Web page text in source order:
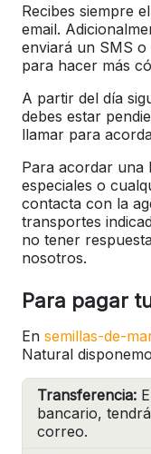
Recibes siempre
email.
enviará un SMS o
para hacer más
A partir del día
debes estar
llamar para
Para acordar una
especiales o
contacta con la
transportes
no tener
nosotros.
Para pagar
En semillas-de-
Natural
Transferencia:
bancario,
correo.